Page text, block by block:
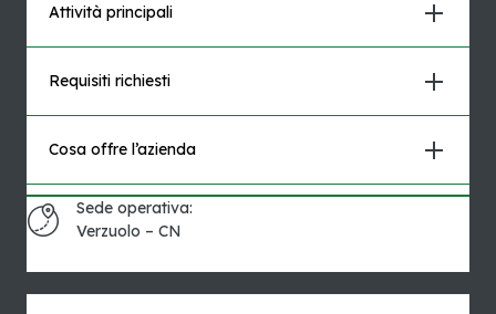
Attività principali
Requisiti richiesti
Cosa offre l’azienda
Sede operativa:
Verzuolo – CN